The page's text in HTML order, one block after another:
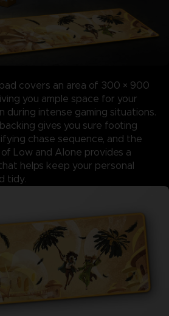
covers an area of 300 × 900
you ample space for your
during intense gaming situations.
gives you sure footing
chase sequence, and the
Low and Alone provides a
helps keep your personal
tidy.